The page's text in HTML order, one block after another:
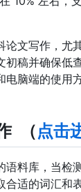
论文写作，尤
初稿并确保低
电脑端的使用
（点击
语料库，当检
合适的词汇和